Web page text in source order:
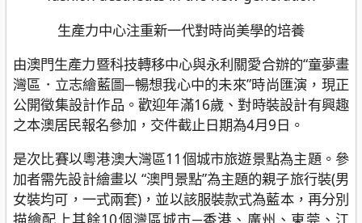
生產力中心注重新一代對時尚美學的培養
由澳門生產力暨科技轉移中心與永利關愛合辦的“童夢畫
灣區．立志繪藍圖─暢想我心中的未來”時尚匯演，現正
公開徵集設計作品。歡迎年滿16歲、對時裝設計有興趣
之本澳居民報名參加，交件截止日期為4月9日。
是次比賽以粵港澳大灣區11個城市旅遊景點為主題。參
加者需先設計繪畫以 “澳門景點”為主題的親子旅行裝(男
女裝均可，一式兩套)，並以該服裝款式為藍本，再分別
描繪配上其餘10個灣區城市─香港、廣州、東莞、江